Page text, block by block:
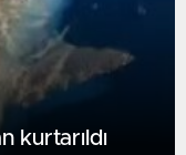
kurtarıldı